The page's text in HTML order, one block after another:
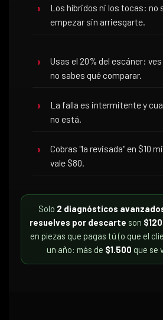
Los híbridos ni los tocas: no
empezar sin arriesgarte.
Usas el 20% del escáner:
no sabes qué comparar.
La falla es intermitente y
no está.
Cobras "la revisada" en $10
vale $80.
Solo 2 diagnósticos
resuelves por descarte son
en piezas que pagas tú (o que el
un año: más de $1.500 que se